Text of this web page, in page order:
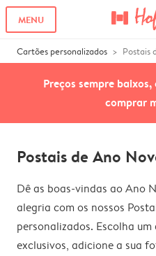
MENU
Cartões personalizados Postais
Preços sempre
comprar
Postais de Ano
Dê as boas-vindas ao Ano
alegria com os nossos
personalizados. Escolha um
exclusivos, adicione a sua